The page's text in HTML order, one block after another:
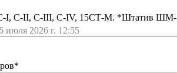
I, C-II, C-III, С-IV, 15СТ-М. *Штатив ШМ-
июля 2026 г. 12:55